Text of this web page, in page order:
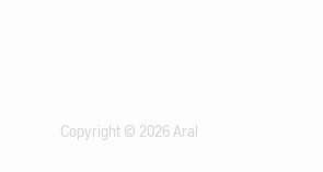
Copyright © 2026 Aral